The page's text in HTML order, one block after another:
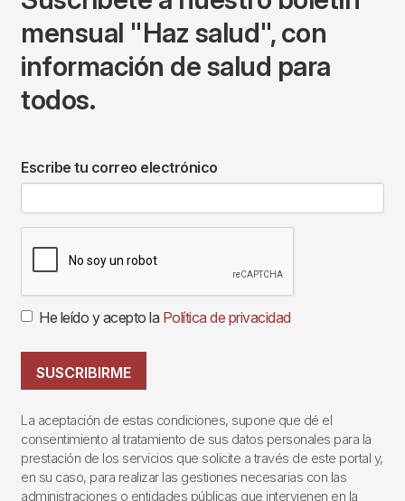
mensual "Haz salud", con
información de salud para
todos.
Escribe tu correo electrónico
He leído y acepto la Política de privacidad
SUSCRIBIRME
La aceptación de estas condiciones, supone que dé el
consentimiento al tratamiento de sus datos personales para la
prestación de los servicios que solicite a través de este portal y,
en su caso, para realizar las gestiones necesarias con las
administraciones o entidades públicas que intervienen en la